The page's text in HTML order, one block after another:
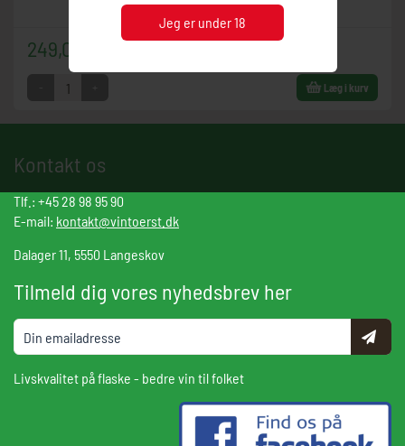
Jeg er under 18
249,00 DKK
Læg i kurv
Kontakt os
Tlf.: +45 28 98 95 90
E-mail: kontakt@vintoerst.dk
Dalager 11, 5550 Langeskov
Tilmeld dig vores nyhedsbrev her
Livskvalitet på flaske - bedre vin til folket